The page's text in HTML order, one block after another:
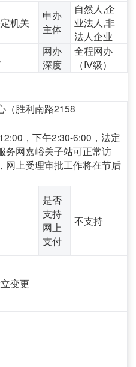
机关
申办
主体
自然人,企
业法人,非
法人企业
网办
深度
全程网办
（Ⅳ级）
（胜利南路2158
，下午2:30-6:00，法定
务网嘉峪关子站可正常访
网上受理审批工作将在节后
是否
支持
网上
支付
不支持
变更